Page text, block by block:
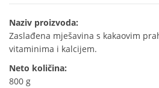
Naziv proizvoda:
Zaslađena mješavina s kakaovim
vitaminima i kalcijem.
Neto količina:
800 g